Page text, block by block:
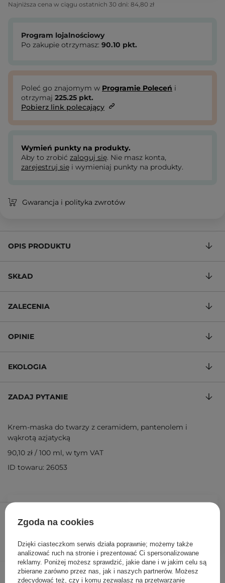
Najniższa cena w ciągu ostatnich 30 dni: 84,80 zł
Program lojalnościowy
Po zakupie otrzymasz: 90.10 pkt.
Poleć go znajomym w Programie Poleceń i
otrzymaj 225.25 pkt.
Pobierz link polecający
Wymień punkty na produkty.
Aby to zrobić zaloguj się. Nie masz konta,
zarejestruj się i wymieniaj punkty na produkty.
Gwarancja i polityka zwrotów
OPIS PRODUKTU
SKŁAD
ZALECENIA
OPINIE
EKOLOGIA
ZADAJ PYTANIE
Krem-maska do twarzy z ceramidem, pantenolem i
wąkrotą azjatycką
90,10 zł / 100 ml, w tym VAT
ID towaru: 26053
Inni klienci sprawdzali również
Zgoda na cookies
Dzięki ciasteczkom serwis działa poprawnie; możemy także
analizować ruch na stronie i prezentować Ci spersonalizowane
reklamy. Poniżej możesz sprawdzić, jakie dane i w jakim celu są
zbierane zarówno przez nas, jak i naszych partnerów. Możesz
zdecydować też, czy i komu zezwalasz na przetwarzanie